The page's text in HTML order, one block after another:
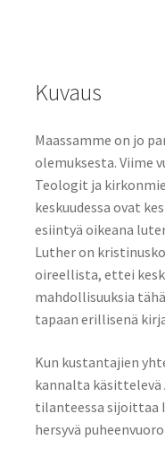
Kuvaus
Maassamme on jo
olemuksesta. Viime
Teologit ja
keskuudessa ovat
esiintyä oikeana
Luther on
oireellista, ettei
mahdollisuuksia
tapaan erillisenä
Kun kustantajien
kannalta
tilanteessa sijoittaa
hersyvä